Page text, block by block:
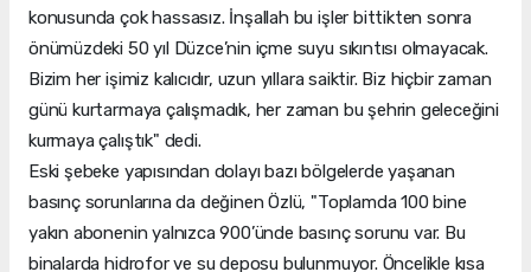
konusunda çok hassasız. İnşallah bu işler bittikten sonra
önümüzdeki 50 yıl Düzce’nin içme suyu sıkıntısı olmayacak.
Bizim her işimiz kalıcıdır, uzun yıllara saiktir. Biz hiçbir zaman
günü kurtarmaya çalışmadık, her zaman bu şehrin geleceğini
kurmaya çalıştık" dedi.
Eski şebeke yapısından dolayı bazı bölgelerde yaşanan
basınç sorunlarına da değinen Özlü, "Toplamda 100 bine
yakın abonenin yalnızca 900’ünde basınç sorunu var. Bu
binalarda hidrofor ve su deposu bulunmuyor. Öncelikle kısa